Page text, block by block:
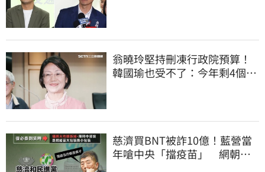
翁曉玲堅持刪凍行政院預算！
韓國瑜也受不了：今年剩4個月
慈濟買BNT被詐10億！藍營當
年嗆中央「擋疫苗」 網朝